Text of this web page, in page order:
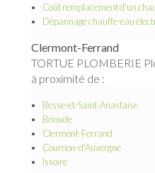
Coût remplacement d'un
Dépannage chauffe-eau
Clermont-Ferrand
TORTUE PLOMBERIE
à proximité de :
Besse-et-Saint-Anastaise
Brioude
Clermont-Ferrand
Cournon-d'Auvergne
Issoire